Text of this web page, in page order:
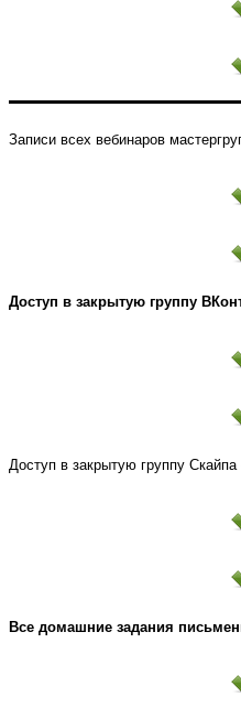
Записи всех вебинаров
Доступ в закрытую группу
Доступ в закрытую группу
Все домашние задания